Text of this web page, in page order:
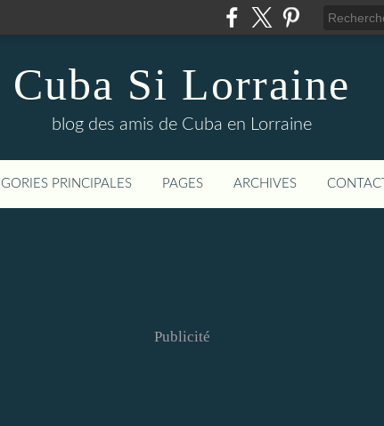
Cuba Si Lorraine
blog des amis de Cuba en Lorraine
PRINCIPALES PAGES ARCHIVES CONTACT
Publicité